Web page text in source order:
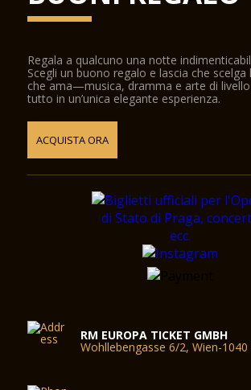
Regala a qualcuno una notte
Scegli un buono regalo e lascia che
che ama—musica, dramma e arte di
tutto in un’unica elegante esperienza.
ACQUISTA ORA
RM EUROPA TICKET GMBH
Wohllebengasse 6/2, Wien-1040